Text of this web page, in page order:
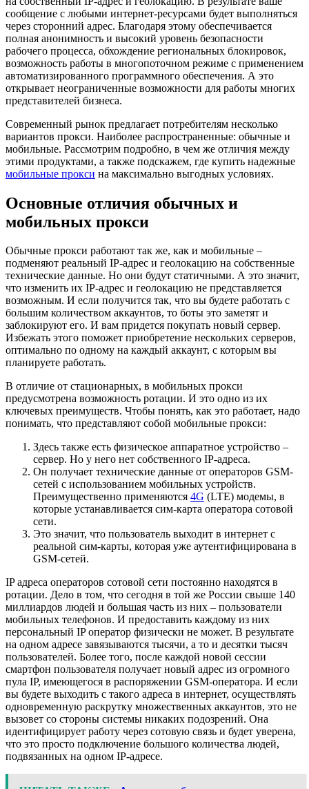
сообщение с любыми интернет-ресурсами будет выполняться
через сторонний адрес. Благодаря этому обеспечивается
полная анонимность и высокий уровень безопасности
рабочего процесса, обхождение региональных блокировок,
возможность работы в многопоточном режиме с применением
автоматизированного программного обеспечения. А это
открывает неограниченные возможности для работы многих
представителей бизнеса.
Современный рынок предлагает потребителям несколько
вариантов прокси. Наиболее распространенные: обычные и
мобильные. Рассмотрим подробно, в чем же отличия между
этими продуктами, а также подскажем, где купить надежные
мобильные прокси на максимально выгодных условиях.
Основные отличия обычных и
мобильных прокси
Обычные прокси работают так же, как и мобильные –
подменяют реальный IP-адрес и геолокацию на собственные
технические данные. Но они будут статичными. А это значит,
что изменить их IP-адрес и геолокацию не представляется
возможным. И если получится так, что вы будете работать с
большим количеством аккаунтов, то боты это заметят и
заблокируют его. И вам придется покупать новый сервер.
Избежать этого поможет приобретение нескольких серверов,
оптимально по одному на каждый аккаунт, с которым вы
планируете работать.
В отличие от стационарных, в мобильных прокси
предусмотрена возможность ротации. И это одно из их
ключевых преимуществ. Чтобы понять, как это работает, надо
понимать, что представляют собой мобильные прокси:
Здесь также есть физическое аппаратное устройство –
сервер. Но у него нет собственного IP-адреса.
Он получает технические данные от операторов GSM-
сетей с использованием мобильных устройств.
Преимущественно применяются 4G (LTE) модемы, в
которые устанавливается сим-карта оператора сотовой
сети.
Это значит, что пользователь выходит в интернет с
реальной сим-карты, которая уже аутентифицирована в
GSM-сетей.
IP адреса операторов сотовой сети постоянно находятся в
ротации. Дело в том, что сегодня в той же России свыше 140
миллиардов людей и большая часть из них – пользователи
мобильных телефонов. И предоставить каждому из них
персональный IP оператор физически не может. В результате
на одном адресе завязываются тысячи, а то и десятки тысяч
пользователей. Более того, после каждой новой сессии
смартфон пользователя получает новый адрес из огромного
пула IP, имеющегося в распоряжении GSM-оператора. И если
вы будете выходить с такого адреса в интернет, осуществлять
одновременную раскрутку множественных аккаунтов, это не
вызовет со стороны системы никаких подозрений. Она
идентифицирует работу через сотовую связь и будет уверена,
что это просто подключение большого количества людей,
подвязанных на одном IP-адресе.